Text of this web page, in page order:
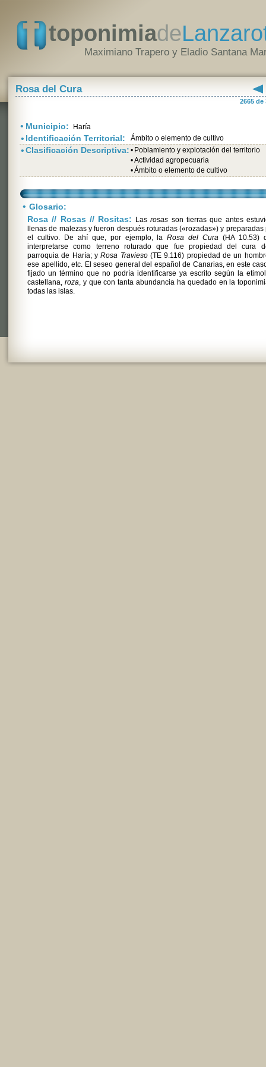
toponimiade
Maximiano Trapero y Eladio Santana
Rosa del Cura
2665 de
• Municipio: Haría
• Identificación Territorial: Ámbito o elemento de cultivo
•Clasificación Descriptiva: • Poblamiento y explotación del territorio
•Actividad agropecuaria
•Ámbito o elemento de cultivo
• Glosario:
Rosa // Rosas // Rositas:
Lasrosas son tierras que antes
llenas de malezas y fueron después roturadas («rozadas») y preparadas
el cultivo. De ahí que, por ejemplo, laRosa del Cura (HA 10.53)
interpretarse como terreno roturado que fue propiedad del cura
parroquia de Haría; yRosa Travieso(TE 9.116) propiedad de un
ese apellido, etc. El seseo general del español de Canarias, en este
fijado un término que no podría identificarse ya escrito según la
castellana, roza, y que con tanta abundancia ha quedado en la
todas las islas.